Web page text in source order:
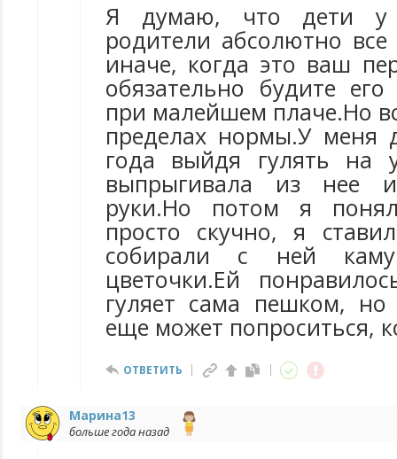
Я думаю, что дети у
родители абсолютно
иначе, когда это ваш
обязательно будите
при малейшем плаче.Но
пределах нормы.У меня
года выйдя гулять на
выпрыгивала из нее
руки.Но потом я
просто скучно, я
собирали с ней
цветочки.Ей
гуляет сама пешком,
еще может попроситься,
ОТВЕТИТЬ
Марина13
больше года назад